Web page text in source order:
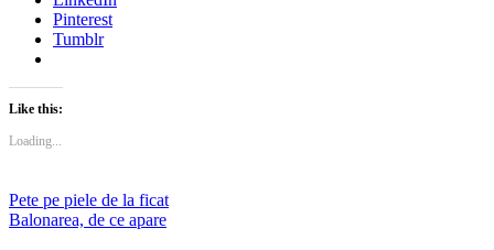
Pinterest
Tumblr
Like this:
Loading...
Post
navigation
Previous
Post:
Pete pe piele de la ficat
Next
Balonarea, de ce apare